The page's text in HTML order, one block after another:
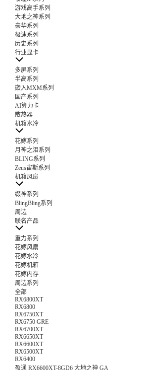
游戏高手系列
大地之神系列
豪华系列
极速系列
历史系列
行业显卡
多屏系列
半高系列
嵌入MXM系列
国产系列
AI算力卡
散热器
机箱水冷
花嫁系列
月神之泪系列
BLING系列
Zeus宙斯系列
机箱风扇
缀神系列
BlingBling系列
周边
联名产品
重力系列
花嫁风扇
花嫁水冷
花嫁机箱
花嫁内存
周边系列
全部
RX6800XT
RX6800
RX6750XT
RX6750 GRE
RX6700XT
RX6650XT
RX6600XT
RX6500XT
RX6400
盈通 RX6600XT-8GD6 大地之神 GA